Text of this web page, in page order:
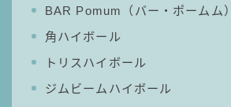
BAR Pomum（バー・ポームム）
角ハイボール
トリスハイボール
ジムビームハイボール